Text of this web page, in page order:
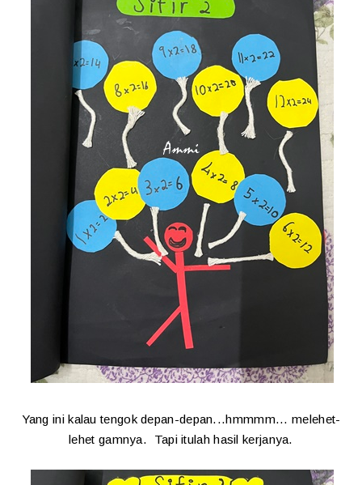
Yang ini kalau tengok depan-depan...hmmmm... melehet-
lehet gamnya. Tapi itulah hasil kerjanya.